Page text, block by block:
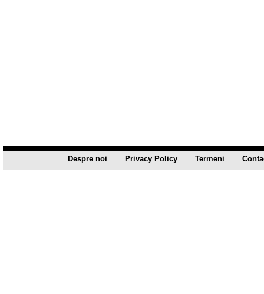
Despre noi Privacy Policy Termeni